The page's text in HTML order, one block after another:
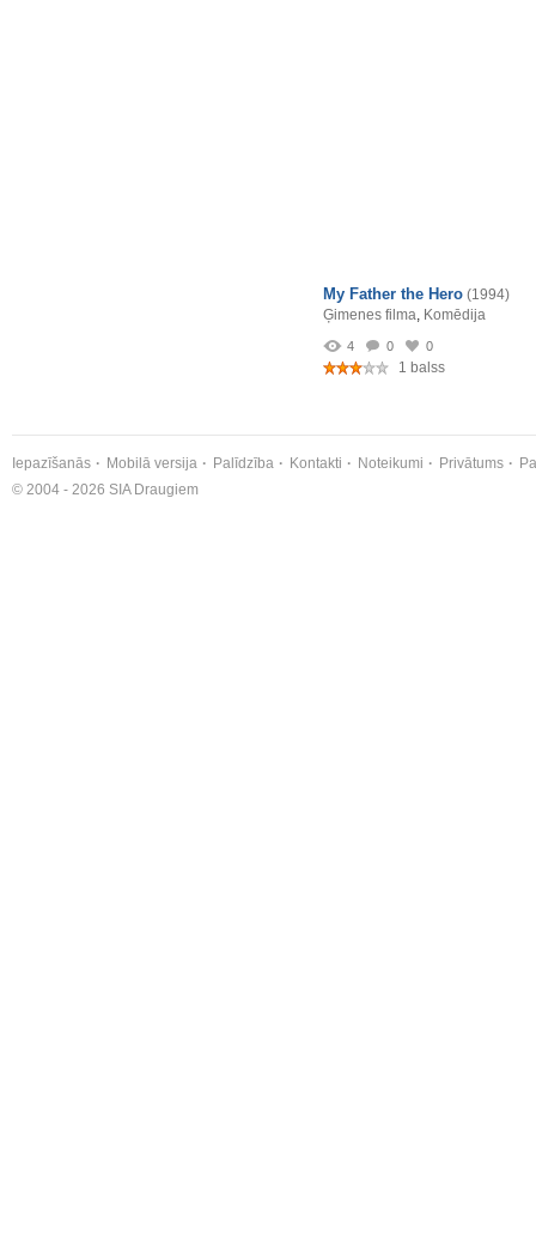
My Father the Hero (1994)
Ģimenes filma, Komēdija
4 0 0
1 balss
Iepazīšanās Mobilā versija Palīdzība Kontakti Noteikumi Privātums
© 2004 - 2026 SIA Draugiem